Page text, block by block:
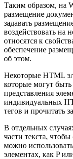
Таким образом, на
размещение
задавать
воздействовать на
относятся к
обеспечение
об этом.
Некоторые HTML
которые могут
представления
индивидуальных
тегов и прочитать
В отдельных
части текста,
можно
элементах, как P